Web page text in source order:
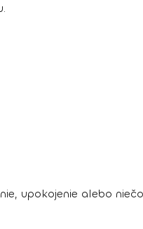
upokojenie alebo